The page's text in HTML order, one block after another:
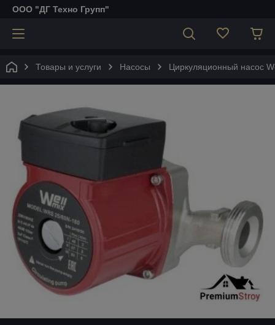
ООО "ДГ Техно Групп"
Товары и услуги Насосы Циркуляционный насос